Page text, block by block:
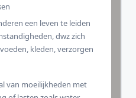
een leven te leiden
dwz zich
kleden, verzorgen
van moeilijkheden met